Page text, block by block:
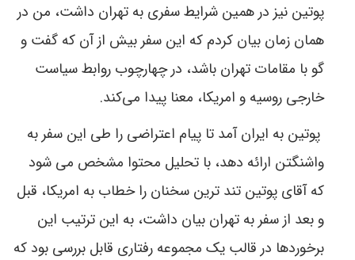
پوتین نیز در همین شرایط سفری به تهران داشت، من در
همان زمان بیان کردم که این سفر بیش از آن که گفت و
گو با مقامات تهران باشد، در چهارچوب روابط سیاست
خارجی روسیه و امریکا، معنا پیدا می‌کند.
پوتین به ایران آمد تا پیام اعتراضی را طی این سفر به
واشنگتن ارائه دهد، با تحلیل محتوا مشخص می شود
که آقای پوتین تند ترین سخنان را خطاب به امریکا، قبل
و بعد از سفر به تهران بیان داشت، به این ترتیب این
برخوردها در قالب یک مجموعه رفتاری قابل بررسی بود که